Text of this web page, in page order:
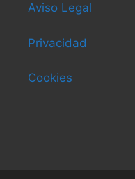
Aviso Legal
Privacidad
Cookies